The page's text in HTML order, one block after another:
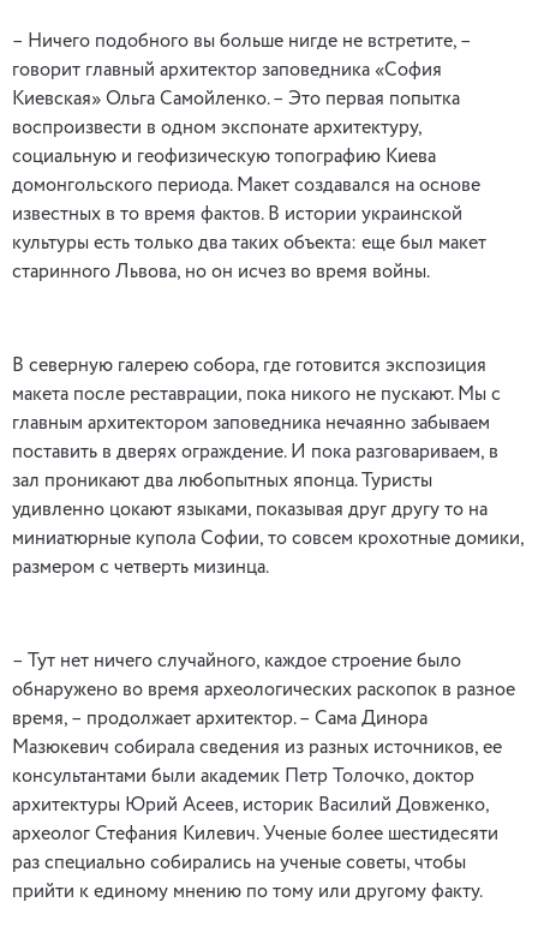
– Ничего подобного вы больше нигде не встретите, –
говорит главный архитектор заповедника «София
Киевская» Ольга Самойленко. – Это первая попытка
воспроизвести в одном экспонате архитектуру,
социальную и геофизическую топографию Киева
домонгольского периода. Макет создавался на основе
известных в то время фактов. В истории украинской
культуры есть только два таких объекта: еще был макет
старинного Львова, но он исчез во время войны.
В северную галерею собора, где готовится экспозиция
макета после реставрации, пока никого не пускают. Мы с
главным архитектором заповедника нечаянно забываем
поставить в дверях ограждение. И пока разговариваем, в
зал проникают два любопытных японца. Туристы
удивленно цокают языками, показывая друг другу то на
миниатюрные купола Софии, то совсем крохотные домики,
размером с четверть мизинца.
– Тут нет ничего случайного, каждое строение было
обнаружено во время археологических раскопок в разное
время, – продолжает архитектор. – Сама Динора
Мазюкевич собирала сведения из разных источников, ее
консультантами были академик Петр Толочко, доктор
архитектуры Юрий Асеев, историк Василий Довженко,
археолог Стефания Килевич. Ученые более шестидесяти
раз специально собирались на ученые советы, чтобы
прийти к единому мнению по тому или другому факту.